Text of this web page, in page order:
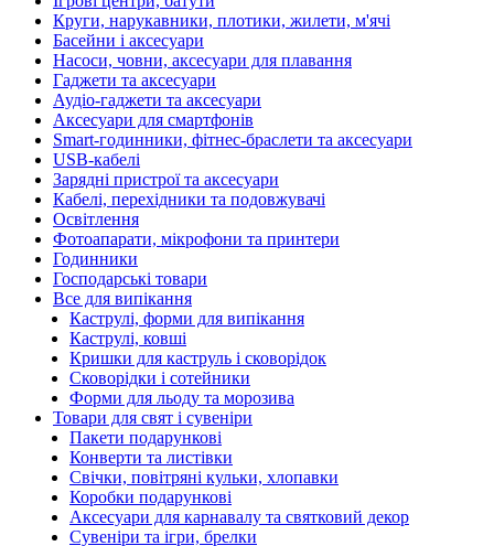
Круги, нарукавники, плотики, жилети, м'ячі
Басейни і аксесуари
Насоси, човни, аксесуари для плавання
Гаджети та аксесуари
Аудіо-гаджети та аксесуари
Аксесуари для смартфонів
Smart-годинники, фітнес-браслети та аксесуари
USB-кабелі
Зарядні пристрої та аксесуари
Кабелі, перехідники та подовжувачі
Освітлення
Фотоапарати, мікрофони та принтери
Годинники
Господарські товари
Все для випікання
Каструлі, форми для випікання
Каструлі, ковші
Кришки для каструль і сковорідок
Сковорідки і сотейники
Форми для льоду та морозива
Товари для свят і сувеніри
Пакети подарункові
Конверти та листівки
Свічки, повітряні кульки, хлопавки
Коробки подарункові
Аксесуари для карнавалу та святковий декор
Сувеніри та ігри, брелки